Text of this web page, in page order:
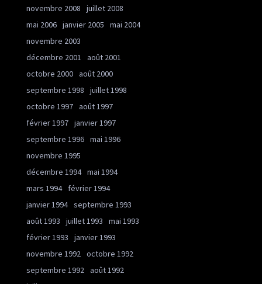
novembre 2008
juillet 2008
mai 2006 janvier 2005
mai 2004
novembre 2003
décembre 2001
août 2001
octobre 2000 août 2000
septembre 1998
juillet 1998
octobre 1997 août 1997
février 1997 janvier 1997
septembre 1996 mai 1996
novembre 1995
décembre 1994 mai 1994
mars 1994
février 1994
janvier 1994 septembre 1993
août 1993
juillet 1993
mai 1993
février 1993
janvier 1993
novembre 1992 octobre 1992
septembre 1992 août 1992